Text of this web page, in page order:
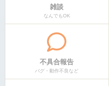
雑談
なんでもOK
不具合報告
バグ・動作不良など